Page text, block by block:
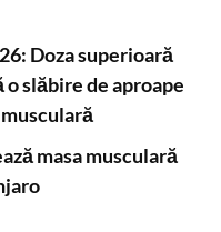
Doza superioară
slăbire de aproape
masa musculară